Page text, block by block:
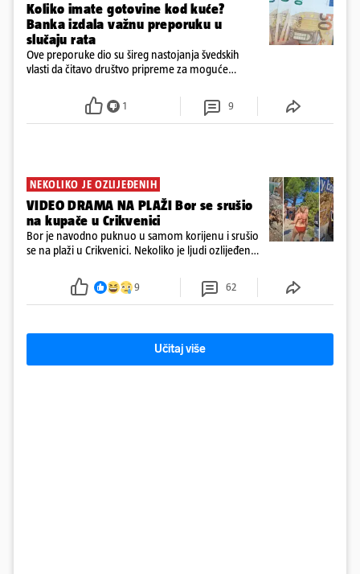
Koliko imate gotovine kod kuće?
Banka izdala važnu preporuku u
slučaju rata
Ove preporuke dio su šireg nastojanja švedskih
vlasti da čitavo društvo pripreme za moguće
1 9
NEKOLIKO JE OZLIJEĐENIH
VIDEO DRAMA NA PLAŽI Bor se srušio
na kupače u Crikvenici
Bor je navodno puknuo u samom korijenu i srušio
se na plaži u Crikvenici. Nekoliko je ljudi ozlijeđeno,
9 62
Učitaj više